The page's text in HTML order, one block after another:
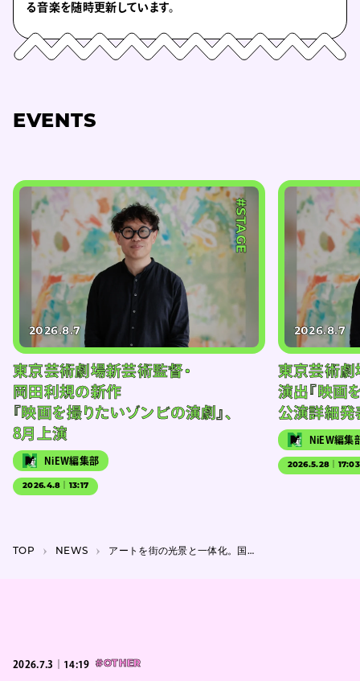
る音楽を随時更新しています。
EVENTS
#STAGE
2026.8.7
東京芸術劇場新芸術監督・
岡田利規の新作
『映画を撮りたいゾンビの演劇』、
8月上演
NiEW編集部
2026.4.8｜13:17
2026.8.7
東京芸術劇
演出『映画
公演詳細発
NiEW編集
2026.5.28｜17:03
TOP NEWS アートを街の光景と一体化。国際美術展『TOKYO ATLAS』に草間彌生、竹岡雄二ら参加
2026.7.3｜14:19 #OTHER